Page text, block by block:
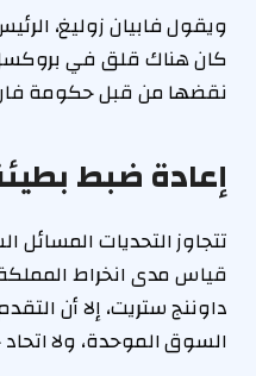
ويقول فابيان زوليغ،
كان هناك قلق في بروكسل
نقضها من قبل حكومة
إعادة ضبط
تتجاوز التحديات
قياس مدى انخراط
داوننج ستريت، إلا أن
السوق الموحدة، ولا